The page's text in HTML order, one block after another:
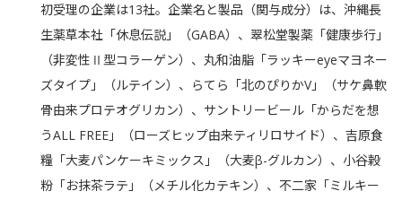
初受理の企業は13社。企業名と製品（関与成分）は、沖縄長
生薬草本社「休息伝説」（GABA）、翠松堂製薬「健康歩行」
（非変性Ⅱ型コラーゲン）、丸和油脂「ラッキーeyeマヨネー
ズタイプ」（ルテイン）、らてら「北のぴりかV」（サケ鼻軟
骨由来プロテオグリカン）、サントリービール「からだを想
うALL FREE」（ローズヒップ由来ティリロサイド）、吉原食
糧「大麦パンケーキミックス」（大麦β-グルカン）、小谷穀
粉「お抹茶ラテ」（メチル化カテキン）、不二家「ミルキー